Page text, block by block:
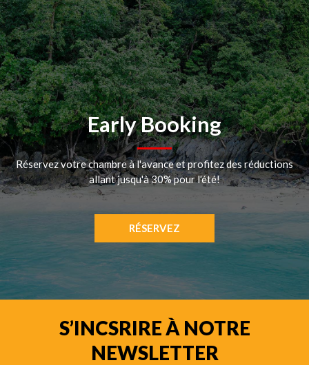
Early Booking
Réservez votre chambre à l'avance et profitez des réductions
allant jusqu'à 30% pour l'été!
RÉSERVEZ
S’INCSRIRE À NOTRE
NEWSLETTER